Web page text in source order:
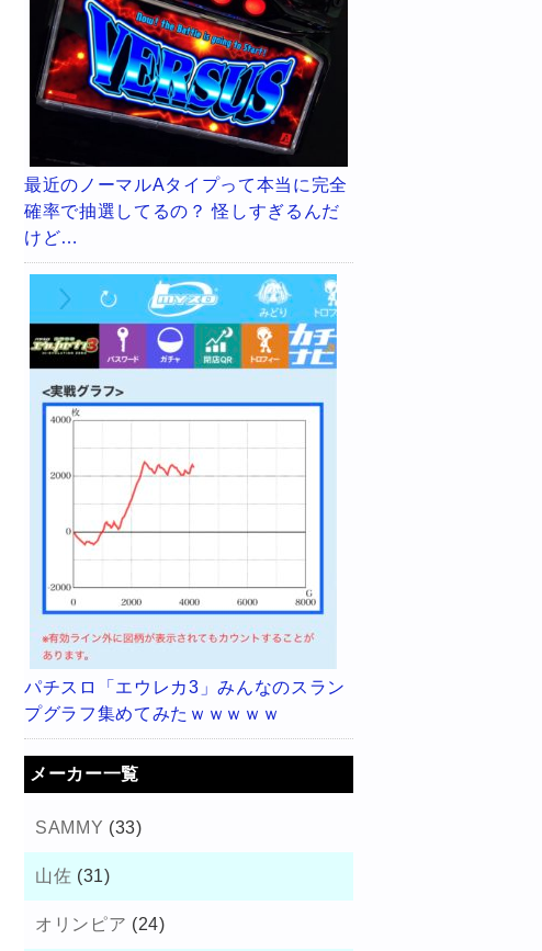
最近のノーマルAタイプって本当に完全
確率で抽選してるの？ 怪しすぎるんだ
けど…
パチスロ「エウレカ3」みんなのスラン
プグラフ集めてみたｗｗｗｗｗ
メーカー一覧
SAMMY (33)
山佐 (31)
オリンピア (24)